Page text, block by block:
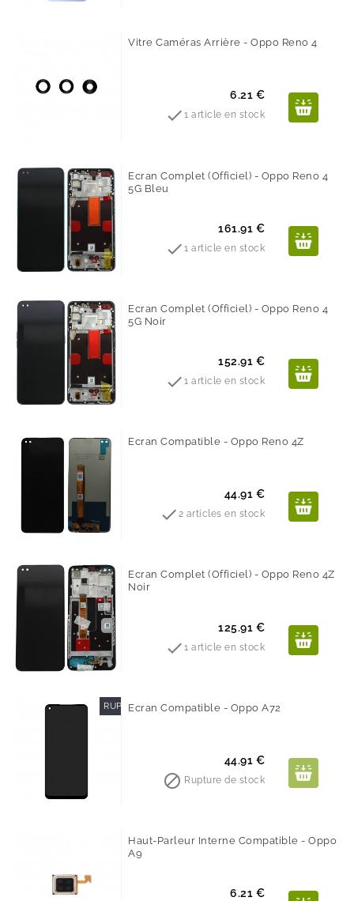
Vitre Caméras Arrière - Oppo Reno 4
Prix
6.21 €
1 article en stock
Ecran Complet (Officiel) - Oppo Reno 4
5G Bleu
Prix
161.91 €
1 article en stock
Ecran Complet (Officiel) - Oppo Reno 4
5G Noir
Prix
152.91 €
1 article en stock
Ecran Compatible - Oppo Reno 4Z
Prix
44.91 €
 2 articles en stock
Ecran Complet (Officiel) - Oppo Reno 4Z
Noir
Prix
125.91 €
1 article en stock
RUPTURE DE STOCK
Ecran Compatible - Oppo A72
Prix
44.91 €
 Rupture de stock
Haut-Parleur Interne Compatible - Oppo
A9
Prix
6.21 €